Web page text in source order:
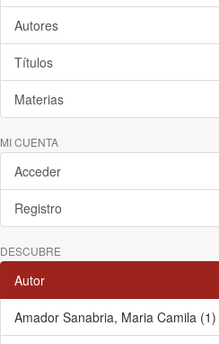
Autores
Títulos
Materias
MI CUENTA
Acceder
Registro
DESCUBRE
Autor
Amador Sanabria, Maria Camila (1)